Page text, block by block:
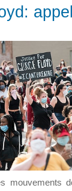
mouvements